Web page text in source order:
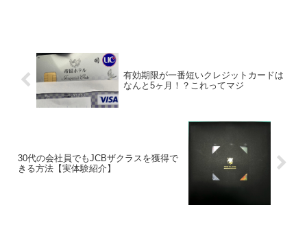
有効期限が一番短いクレジットカードは
なんと5ヶ月！？これってマジ
30代の会社員でもJCBザクラスを獲得で
きる方法【実体験紹介】